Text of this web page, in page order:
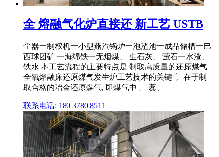
全 熔融气化炉直接还 新工艺 USTB
尘器一制权机一小型燕汽锅炉一泡渣池一成品储槽一巴
西球团矿 一海绵铁一无烟煤、 生石灰、 萤石一水渣、
铁水 本工艺流程的主要特点是 制取高质量的还原煤气
全氧熔融床还原煤气发生炉工艺技术的关键 '〕在于制
取合格的冶金还原煤气, 即煤气中 、 蕊、
联系电话: 180 3780 8511